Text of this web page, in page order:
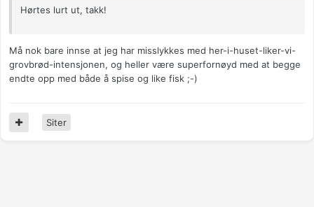
Hørtes lurt ut, takk!
Må nok bare innse at jeg har misslykkes med her-i-huset-liker-vi-
grovbrød-intensjonen, og heller være superfornøyd med at begge
endte opp med både å spise og like fisk ;-)
Siter